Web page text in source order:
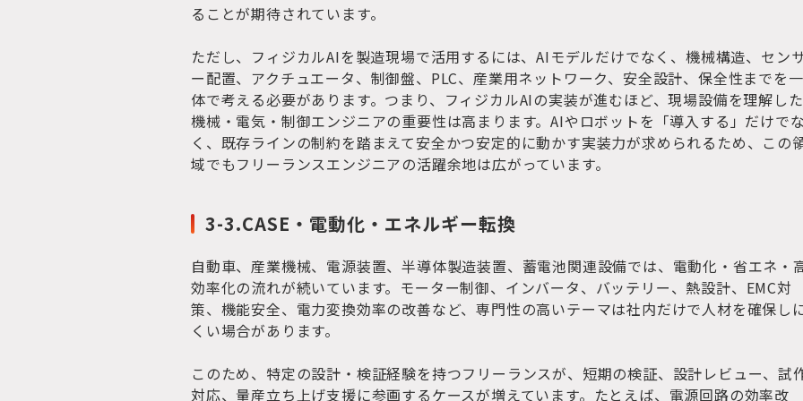
ることが期待されています。
ただし、フィジカルAIを製造現場で活用するには、AIモデルだけでなく、機械構造、セン
ー配置、アクチュエータ、制御盤、PLC、産業用ネットワーク、安全設計、保全性までを一
体で考える必要があります。つまり、フィジカルAIの実装が進むほど、現場設備を理解した
機械・電気・制御エンジニアの重要性は高まります。AIやロボットを「導入する」だけでな
く、既存ラインの制約を踏まえて安全かつ安定的に動かす実装力が求められるため、この
域でもフリーランスエンジニアの活躍余地は広がっています。
3-3.CASE・電動化・エネルギー転換
自動車、産業機械、電源装置、半導体製造装置、蓄電池関連設備では、電動化・省エネ・
効率化の流れが続いています。モーター制御、インバータ、バッテリー、熱設計、EMC対
策、機能安全、電力変換効率の改善など、専門性の高いテーマは社内だけで人材を確保し
くい場合があります。
このため、特定の設計・検証経験を持つフリーランスが、短期の検証、設計レビュー、試
対応、量産立ち上げ支援に参画するケースが増えています。たとえば、電源回路の効率改